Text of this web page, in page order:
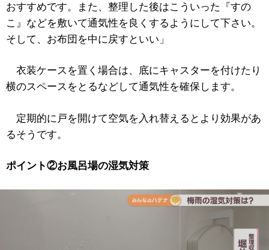
おすすめです。また、整理した後はこういった『すの
こ』などを敷いて通気性を良くするようにして下さい。
そして、お布団を中に戻すといい」
衣装ケースを置く場合は、底にキャスターを付けたり
横のスペースをとるなどして通気性を確保します。
定期的に戸を開けて空気を入れ替えるとより効果があ
るそうです。
ポイント②お風呂場の湿気対策